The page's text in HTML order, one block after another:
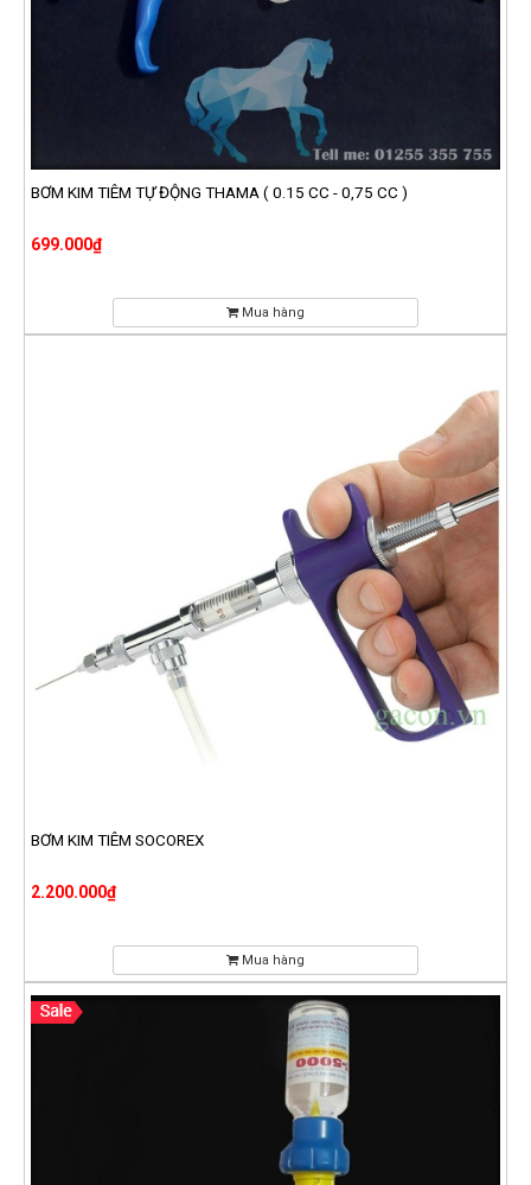
BƠM KIM TIÊM TỰ ĐỘNG THAMA ( 0.15 CC - 0,75 CC )
699.000₫
Mua hàng
BƠM KIM TIÊM SOCOREX
2.200.000₫
Mua hàng